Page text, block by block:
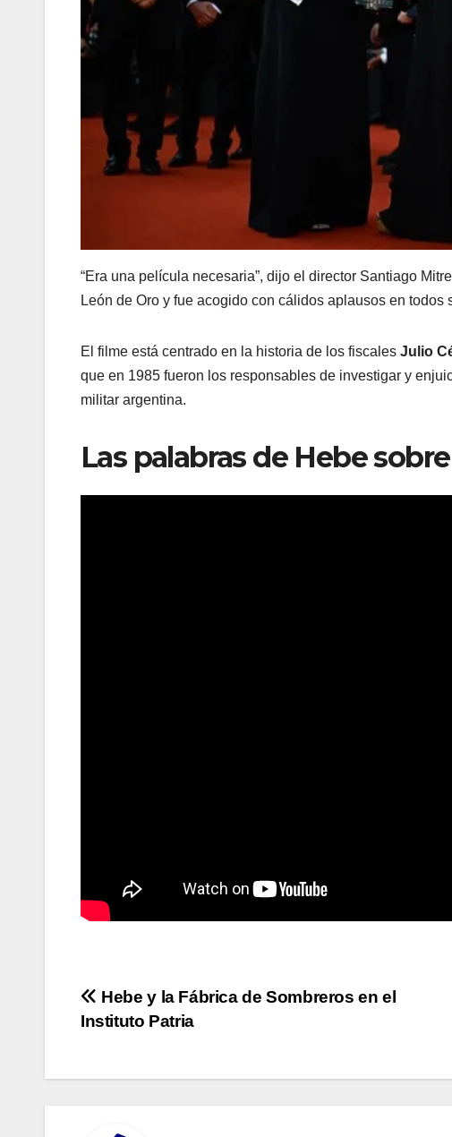
“Era una película necesaria”, dijo el director Santiago
León de Oro y fue acogido con cálidos aplausos en todos
El filme está centrado en la historia de los fiscales Julio
que en 1985 fueron los responsables de investigar y
militar argentina.
Las palabras de Hebe
Navegación
entradas
Hebe y la Fábrica de Sombreros en el
Instituto Patria